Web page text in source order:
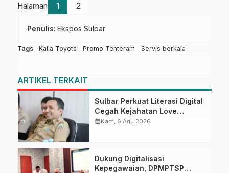
Halaman 1 2
Penulis: Ekspos Sulbar
Tags Kalla Toyota Promo Tenteram Servis berkala
ARTIKEL TERKAIT
Sulbar Perkuat Literasi Digital
Cegah Kejahatan Love
Scamming
calendar_monthKam, 6 Agu 2026
Dukung Digitalisasi
Kepegawaian, DPMPTSP